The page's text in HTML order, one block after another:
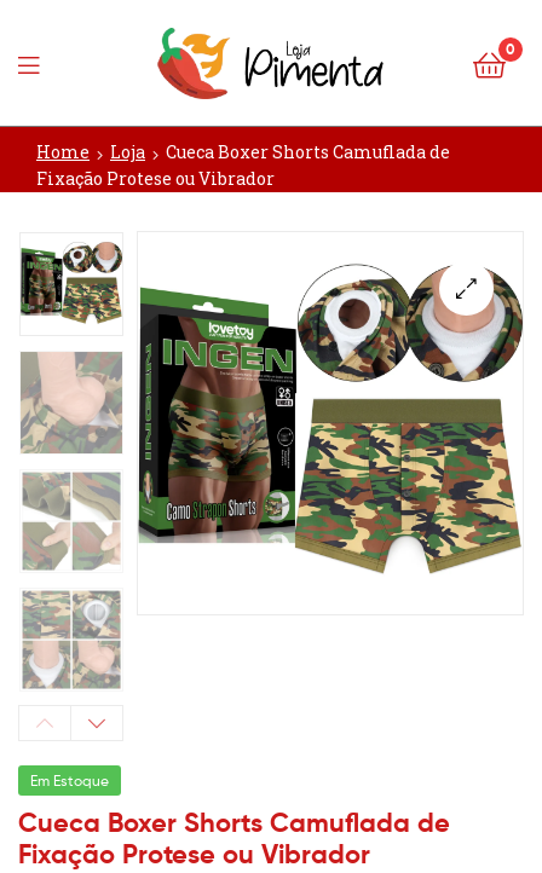
Loja
Pimenta
0
Home Loja
Cueca Boxer Shorts Camuflada de
Fixação Protese ou Vibrador
Em Estoque
Cueca Boxer Shorts Camuflada de
Fixação Protese ou Vibrador